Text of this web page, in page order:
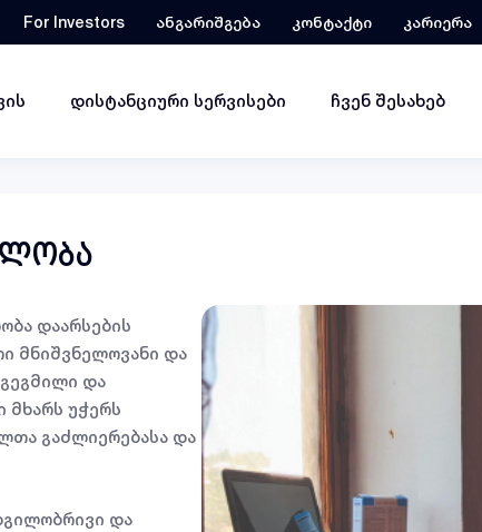
For Investors ანგარიშგება კონტაქტი კარიერა
დისტანციური სერვისები ჩვენ შესახებ
დაარსების
მნიშვნელოვანი და
და
მხარს უჭერს
გაძლიერებასა და
და